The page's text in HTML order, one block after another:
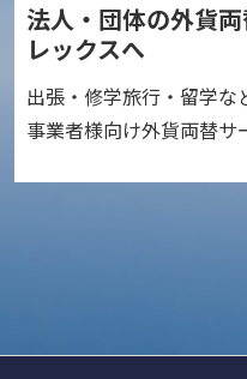
法人・団体の外貨
レックスへ
出張・修学旅行・留学
事業者様向け外貨両替サ